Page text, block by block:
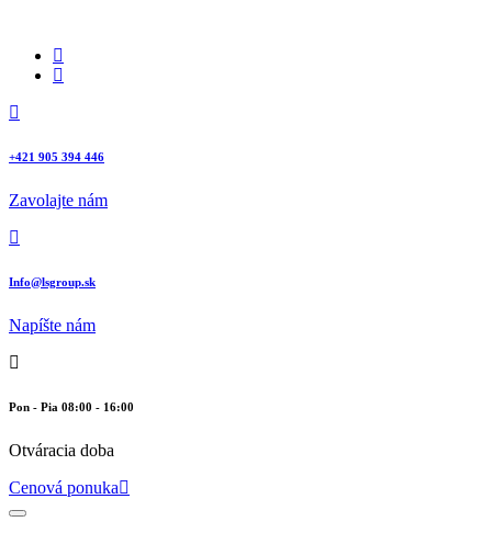
+421 905 394 446
Zavolajte nám
Info@lsgroup.sk
Napíšte nám
Pon - Pia 08:00 - 16:00
Otváracia doba
Cenová ponuka